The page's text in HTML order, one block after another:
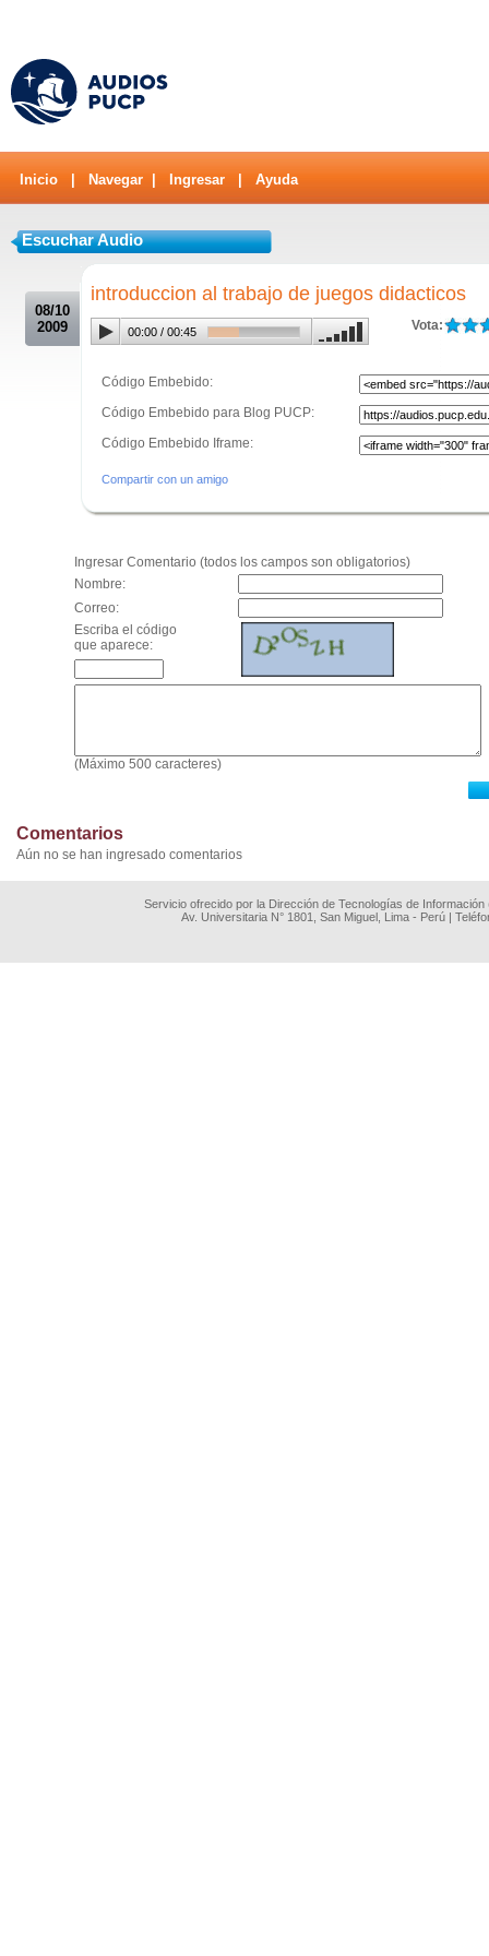
Inicio Navegar Ingresar Ayuda
Escuchar Audio
08/10
2009
introduccion al trabajo de juegos didacticos
Vota:
00:00 / 00:45
Código Embebido:
Código Embebido para Blog PUCP:
Código Embebido Iframe:
Compartir con un amigo
Ingresar Comentario (todos los campos son obligatorios)
Nombre:
Correo:
Escriba el código
que aparece:
(Máximo 500 caracteres)
Comentarios
Aún no se han ingresado comentarios
Servicio ofrecido por la Dirección de Tecnologías de
Av. Universitaria N° 1801, San Miguel, Lima - Perú |